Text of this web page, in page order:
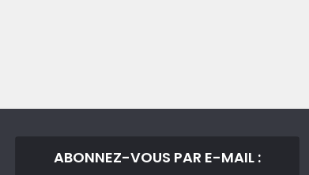
ABONNEZ-VOUS PAR E-MAIL :